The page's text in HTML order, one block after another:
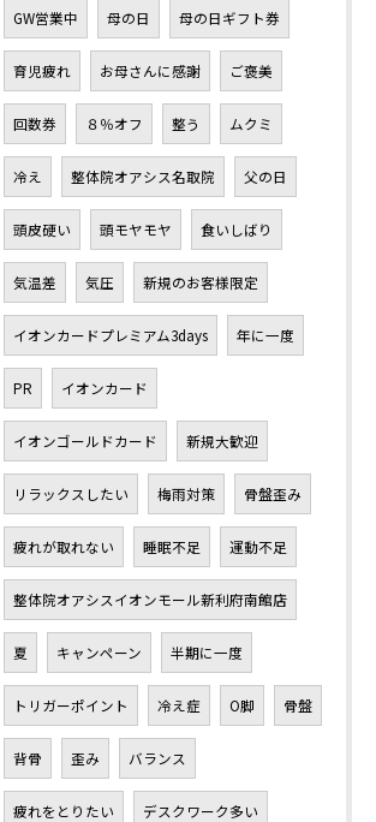
GW営業中 母の日 母の日ギフト券
育児疲れ お母さんに感謝 ご褒美
回数券 ８％オフ 整う ムクミ
冷え 整体院オアシス名取院 父の日
頭皮硬い 頭モヤモヤ 食いしばり
気温差 気圧 新規のお客様限定
イオンカードプレミアム3days 年に一度
PR イオンカード
イオンゴールドカード 新規大歓迎
リラックスしたい 梅雨対策 骨盤歪み
疲れが取れない 睡眠不足 運動不足
整体院オアシスイオンモール新利府南館店
夏 キャンペーン 半期に一度
トリガーポイント 冷え症 O脚 骨盤
背骨 歪み バランス
疲れをとりたい デスクワーク多い